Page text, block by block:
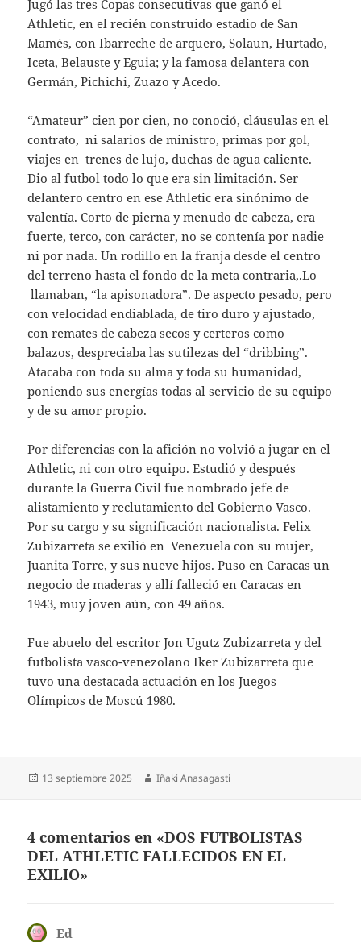
Jugó las tres Copas consecutivas que ganó el
Athletic, en el recién construido estadio de San
Mamés, con Ibarreche de arquero, Solaun, Hurtado,
Iceta, Belauste y Eguia; y la famosa delantera con
Germán, Pichichi, Zuazo y Acedo.
“Amateur” cien por cien, no conoció, cláusulas en el
contrato, ni salarios de ministro, primas por gol,
viajes en trenes de lujo, duchas de agua caliente.
Dio al futbol todo lo que era sin limitación. Ser
delantero centro en ese Athletic era sinónimo de
valentía. Corto de pierna y menudo de cabeza, era
fuerte, terco, con carácter, no se contenía por nadie
ni por nada. Un rodillo en la franja desde el centro
del terreno hasta el fondo de la meta contraria,.Lo
llamaban, “la apisonadora”. De aspecto pesado, pero
con velocidad endiablada, de tiro duro y ajustado,
con remates de cabeza secos y certeros como
balazos, despreciaba las sutilezas del “dribbing”.
Atacaba con toda su alma y toda su humanidad,
poniendo sus energías todas al servicio de su equipo
y de su amor propio.
Por diferencias con la afición no volvió a jugar en el
Athletic, ni con otro equipo. Estudió y después
durante la Guerra Civil fue nombrado jefe de
alistamiento y reclutamiento del Gobierno Vasco.
Por su cargo y su significación nacionalista. Felix
Zubizarreta se exilió en Venezuela con su mujer,
Juanita Torre, y sus nueve hijos. Puso en Caracas un
negocio de maderas y allí falleció en Caracas en
1943, muy joven aún, con 49 años.
Fue abuelo del escritor Jon Ugutz Zubizarreta y del
futbolista vasco-venezolano Iker Zubizarreta que
tuvo una destacada actuación en los Juegos
Olímpicos de Moscú 1980.
Publicado
13 septiembre 2025 Autor
Iñaki Anasagasti
4 comentarios en «DOS FUTBOLISTAS
DEL ATHLETIC FALLECIDOS EN EL
EXILIO»
Ed